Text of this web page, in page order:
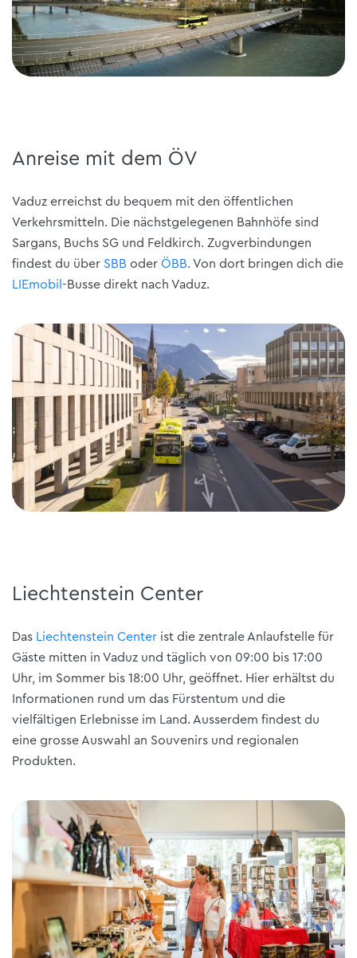
Anreise mit dem ÖV
Vaduz erreichst du bequem mit den öffentlichen
Verkehrsmitteln. Die nächstgelegenen Bahnhöfe sind
Sargans, Buchs SG und Feldkirch. Zugverbindungen
findest du über SBB oder ÖBB. Von dort bringen dich die
LIEmobil -Busse direkt nach Vaduz.
Liechtenstein Center
Das Liechtenstein Center ist die zentrale Anlaufstelle für
Gäste mitten in Vaduz und täglich von 09:00 bis 17:00
Uhr, im Sommer bis 18:00 Uhr, geöffnet. Hier erhältst du
Informationen rund um das Fürstentum und die
vielfältigen Erlebnisse im Land. Ausserdem findest du
eine grosse Auswahl an Souvenirs und regionalen
Produkten.